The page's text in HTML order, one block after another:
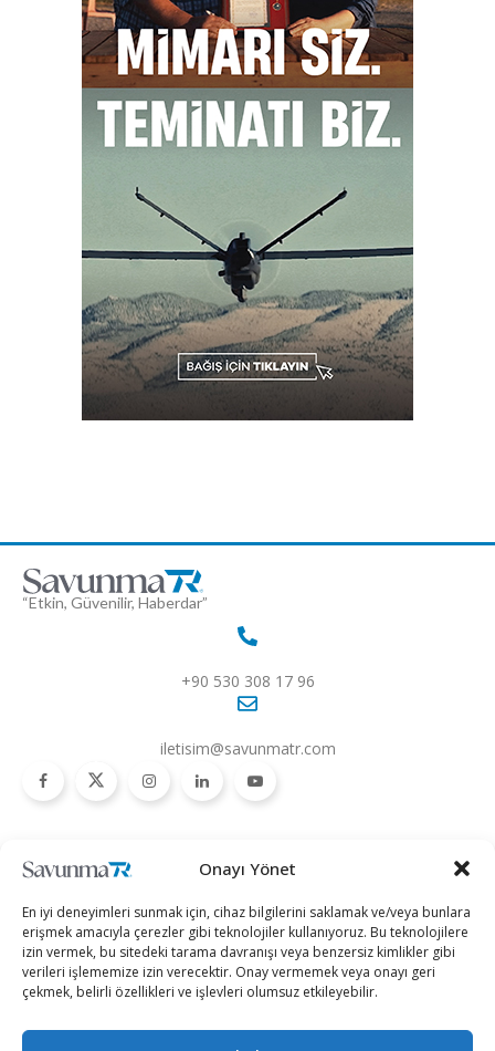
Onayı Yönet
En iyi deneyimleri sunmak için, cihaz bilgilerini saklamak ve/veya bunlara
erişmek amacıyla çerezler gibi teknolojiler kullanıyoruz. Bu teknolojilere
izin vermek, bu sitedeki tarama davranışı veya benzersiz kimlikler gibi
verileri işlememize izin verecektir. Onay vermemek veya onayı geri
çekmek, belirli özellikleri ve işlevleri olumsuz etkileyebilir.
“Etkin, Güvenilir, Haberdar”
+90 530 308 17 96
iletisim@savunmatr.com
Savunma Sanayii
Hava Platformları
Kara Platformları
Deniz Platformları
İnsansız Sistemler
Kategoriler
Siber Güvenlik
Teknoloji
Röportajlar
Politika
SavunmaTR
Hakkımızda
Kariyer
Gizlilik Politikası
Künye